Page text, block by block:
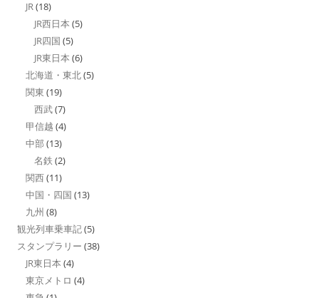
JR(18)
JR西日本 (5)
JR四国 (5)
JR東日本 (6)
北海道・東北(5)
関東 (19)
西武(7)
甲信越 (4)
中部 (13)
名鉄 (2)
関西(11)
中国・四国 (13)
九州 (8)
観光列車乗車記(5)
スタンプラリー (38)
JR東日本 (4)
東京メトロ (4)